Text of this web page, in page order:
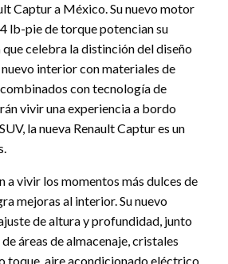
Captur a México. Su nuevo motor
lb-pie de torque potencian su
celebra la distinción del diseño
interior con materiales de
combinados con tecnología de
vivir una experiencia a bordo
la nueva Renault Captur es un
a vivir los momentos más dulces de
mejoras al interior. Su nuevo
de altura y profundidad, junto
áreas de almacenaje, cristales
toque, aire acondicionado eléctrico